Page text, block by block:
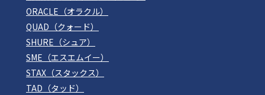
ORACLE（オラクル）
QUAD（クォード）
SHURE（シュア）
SME（エスエムイー）
STAX（スタックス）
TAD（タッド）